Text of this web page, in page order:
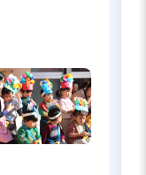
尾駅」ま
からバス
下車徒歩